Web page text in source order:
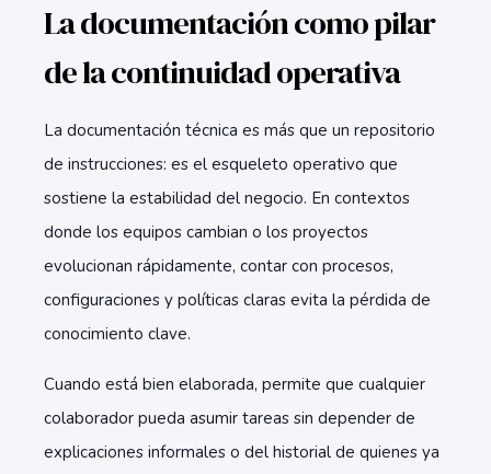
La documentación como pilar
de la continuidad operativa
La documentación técnica es más que un repositorio
de instrucciones: es el esqueleto operativo que
sostiene la estabilidad del negocio. En contextos
donde los equipos cambian o los proyectos
evolucionan rápidamente, contar con procesos,
configuraciones y políticas claras evita la pérdida de
conocimiento clave.
Cuando está bien elaborada, permite que cualquier
colaborador pueda asumir tareas sin depender de
explicaciones informales o del historial de quienes ya